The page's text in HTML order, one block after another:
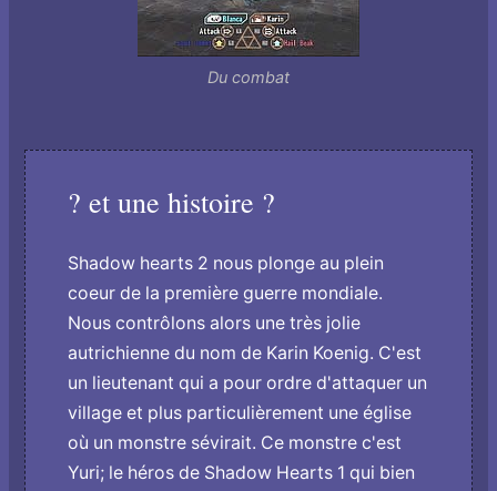
Du combat
? et une histoire ?
Shadow hearts 2 nous plonge au plein
coeur de la première guerre mondiale.
Nous contrôlons alors une très jolie
autrichienne du nom de Karin Koenig. C'est
un lieutenant qui a pour ordre d'attaquer un
village et plus particulièrement une église
où un monstre sévirait. Ce monstre c'est
Yuri; le héros de Shadow Hearts 1 qui bien